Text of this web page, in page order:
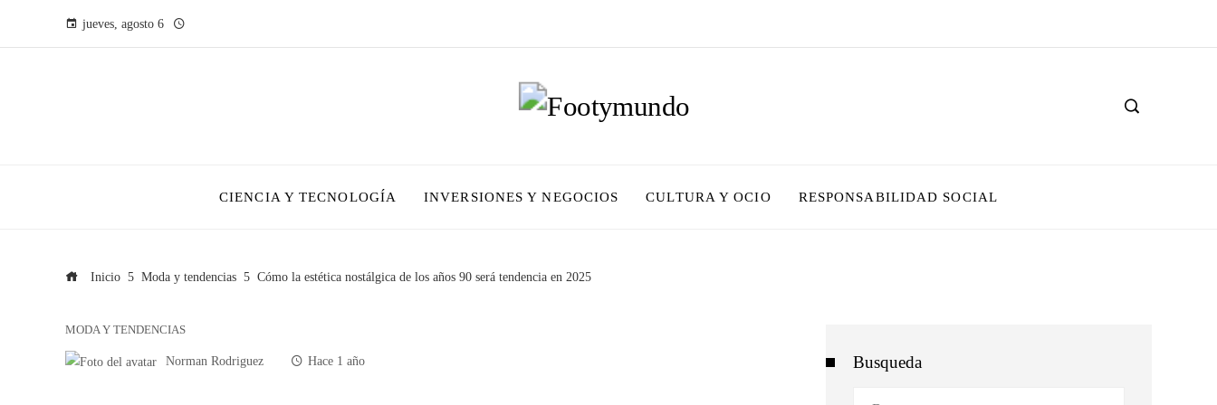
jueves, agosto 6
CIENCIA Y TECNOLOGÍA INVERSIONES Y NEGOCIOS CULTURA Y OCIO RESPONSABILIDAD SOCIAL
Inicio Moda y tendencias Cómo la estética nostálgica de los años 90 será tendencia en 2025
MODA Y TENDENCIAS
Norman Rodriguez Hace 1 año Busqueda